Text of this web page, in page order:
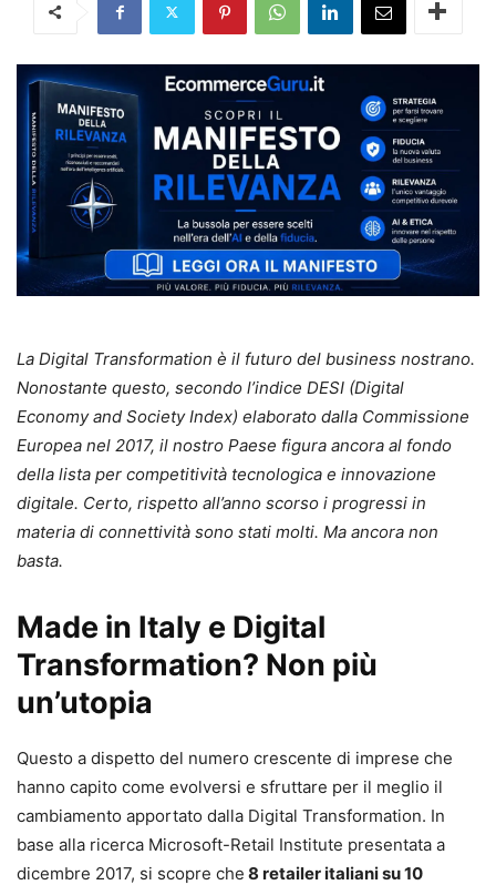
La Digital Transformation è il futuro del business nostrano.
Nonostante questo, secondo l’indice DESI (Digital
Economy and Society Index) elaborato dalla Commissione
Europea nel 2017, il nostro Paese figura ancora al fondo
della lista per competitività tecnologica e innovazione
digitale. Certo, rispetto all’anno scorso i progressi in
materia di connettività sono stati molti. Ma ancora non
basta.
Made in Italy e Digital
Transformation? Non più
un’utopia
Questo a dispetto del numero crescente di imprese che
hanno capito come evolversi e sfruttare per il meglio il
cambiamento apportato dalla Digital Transformation. In
base alla ricerca Microsoft-Retail Institute presentata a
dicembre 2017, si scopre che 8 retailer italiani su 10